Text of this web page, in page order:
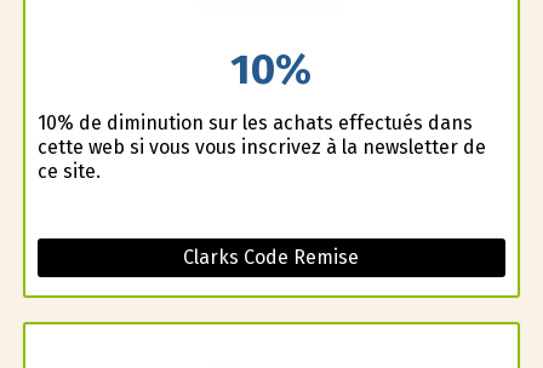
10%
10% de diminution sur les achats effectués dans
cette web si vous vous inscrivez à la newsletter de
ce site.
Clarks Code Remise